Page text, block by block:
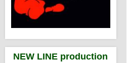
NEW LINE production